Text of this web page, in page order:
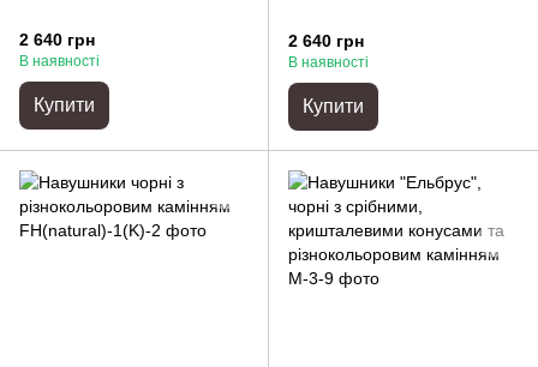
2 640 грн
В наявності
Купити
2 640 грн
В наявності
Купити